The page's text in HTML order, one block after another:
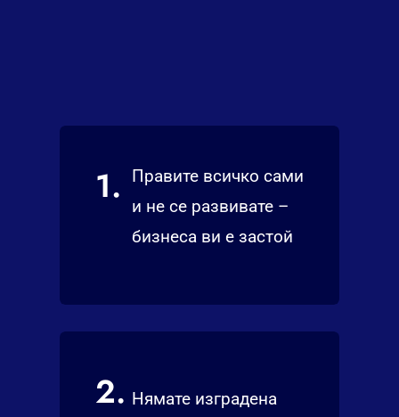
1.
Правите всичко сами
и не се развивате –
бизнеса ви е застой
2. Нямате изградена